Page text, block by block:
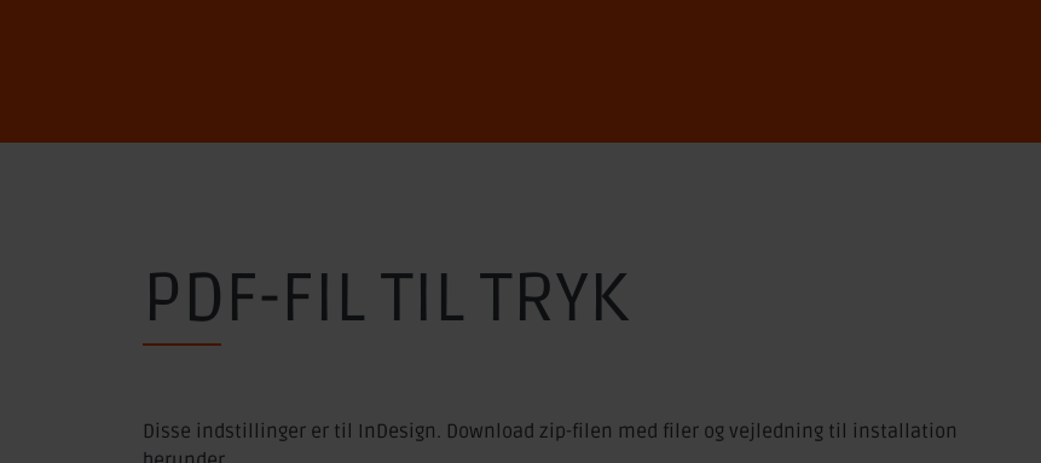
PDF-FIL TIL TRYK
Disse indstillinger er til InDesign. Download zip-filen med filer og vejledning til installation